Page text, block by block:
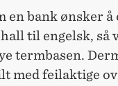
en bank ønsker
til engelsk, så
termbasen.
med feilaktige